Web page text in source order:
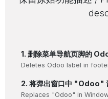
1. 删除菜单导航页脚的
Deletes Odoo label in
2. 将弹出窗口中 "Odoo"
Replaces "Odoo" in